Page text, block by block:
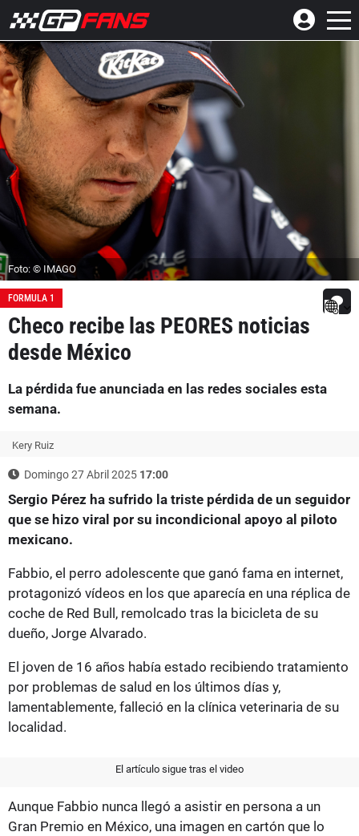
Foto: © IMAGO
FORMULA 1
Checo recibe las PEORES noticias
desde México
La pérdida fue anunciada en las redes sociales esta
semana.
Kery Ruiz
Domingo 27 Abril 2025 17:00
Sergio Pérez ha sufrido la triste pérdida de un seguidor
que se hizo viral por su incondicional apoyo al piloto
mexicano.
Fabbio, el perro adolescente que ganó fama en internet,
protagonizó vídeos en los que aparecía en una réplica de
coche de Red Bull, remolcado tras la bicicleta de su
dueño, Jorge Alvarado.
El joven de 16 años había estado recibiendo tratamiento
por problemas de salud en los últimos días y,
lamentablemente, falleció en la clínica veterinaria de su
localidad.
El artículo sigue tras el video
Aunque Fabbio nunca llegó a asistir en persona a un
Gran Premio en México, una imagen en cartón que lo